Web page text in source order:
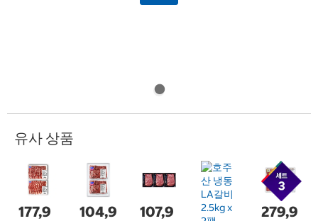
유사 상품
177,9
104,9
107,9
279,9